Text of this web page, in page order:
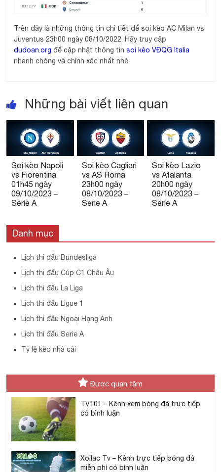
Trên đây là những thông tin chi tiết để soi kèo AC Milan vs
Juventus 23h00 ngày 08/10/2022. Hãy truy cập
dudoan.org để cập nhật thông tinsoi kèo VĐQG Italia
nhanh chóng và chính xác nhất nhé.
Những bài viết liên quan
Soi kèo Napoli
vs Fiorentina
01h45 ngày
09/10/2023 –
Serie A
Soi kèo Cagliari
vs AS Roma
23h00 ngày
08/10/2023 –
Serie A
Soi kèo Lazio
vs Atalanta
20h00 ngày
08/10/2023 –
Serie A
Danh mục
Lịch thi đấu Bundesliga
Lịch thi đấu Cúp C1 Châu Âu
Lịch thi đấu La Liga
Lịch thi đấu Ligue 1
Lịch thi đấu Ngoại Hạng Anh
Lịch thi đấu Serie A
Tỷ lệ kèo nhà cái
Được quan tâm
TV101 – Kênh xem bóng đá trực tiếp
có bình luận
Xoilac Tv – Kênh trực tiếp bóng đá
miễn phí có bình luận